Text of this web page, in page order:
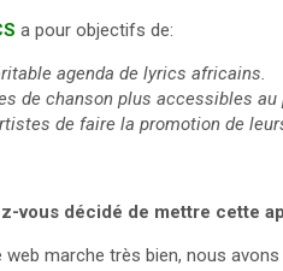
a pour objectifs de:
agenda de lyrics africains.
de chanson plus accessibles au
de faire la promotion de
vous décidé de mettre cette
web marche très bien, nous